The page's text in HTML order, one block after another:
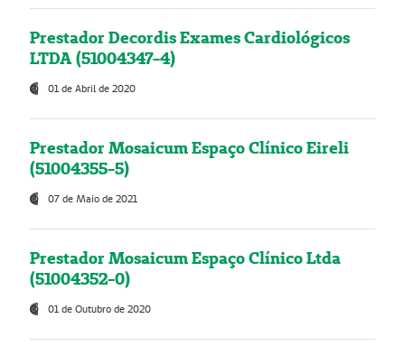
Prestador Decordis Exames Cardiológicos
LTDA (51004347-4)
01 de Abril de 2020
Prestador Mosaicum Espaço Clínico Eireli
(51004355-5)
07 de Maio de 2021
Prestador Mosaicum Espaço Clínico Ltda
(51004352-0)
01 de Outubro de 2020